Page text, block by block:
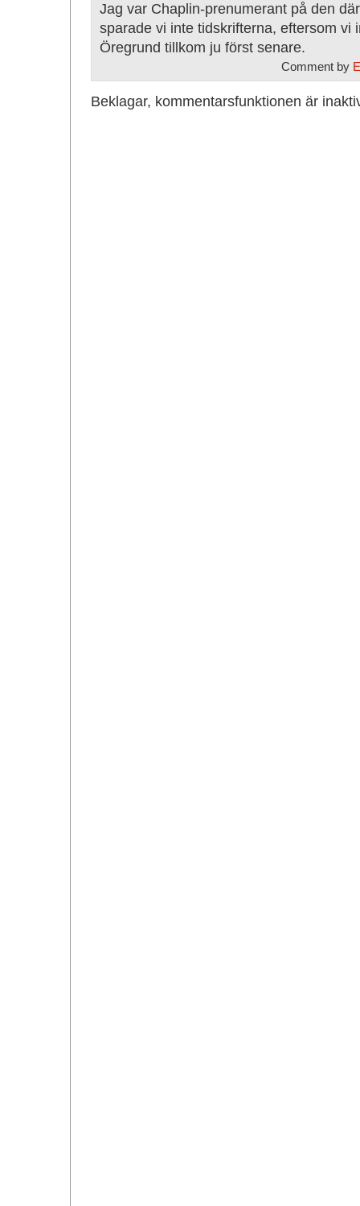
Jag var Chaplin-prenumerant på den
sparade vi inte tidskrifterna, eftersom vi
Öregrund tillkom ju först senare.
Comment by
Beklagar, kommentarsfunktionen är